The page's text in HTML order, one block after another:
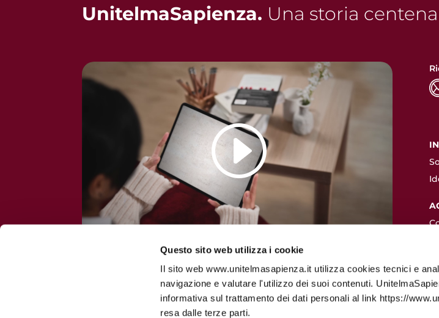
Questo sito web utilizza i cookie
Il sito web www.unitelmasapienza.it utilizza cookies tecnici e
navigazione e valutare l'utilizzo dei suoi contenuti.
informativa sul trattamento dei dati personali al link https://
resa dalle terze parti.
UnitelmaSapienza. Una storia